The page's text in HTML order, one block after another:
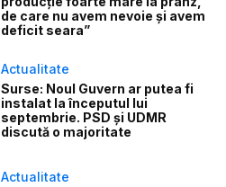
de care nu avem nevoie și avem
deficit seara”
Actualitate
Surse: Noul Guvern ar putea fi
instalat la începutul lui
septembrie. PSD și UDMR
discută o majoritate
Actualitate